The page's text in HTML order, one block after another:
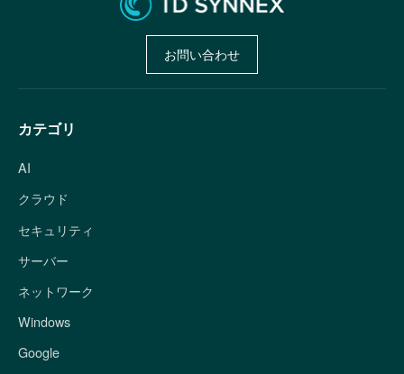
お問い合わせ
カテゴリ
AI
クラウド
セキュリティ
サーバー
ネットワーク
Windows
Google